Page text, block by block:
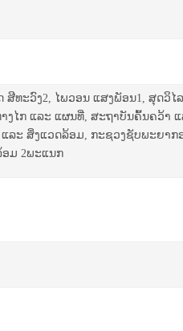
ສີທະວົງ2, ໄພວອນ ແສງພັອນ1, ສຸດວິໄ
ງໄກ ແລະ ແຜນທີ່, ສະຖາບັນຄົ້ນຄວ້າ
ລະ ສິ່ງແວດລ້ອມ, ກະຊວງຊັບພະຍາກ
ມ 2ພະແນກ